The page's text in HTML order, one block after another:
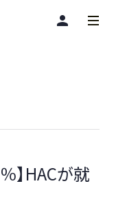
person
】HACが就